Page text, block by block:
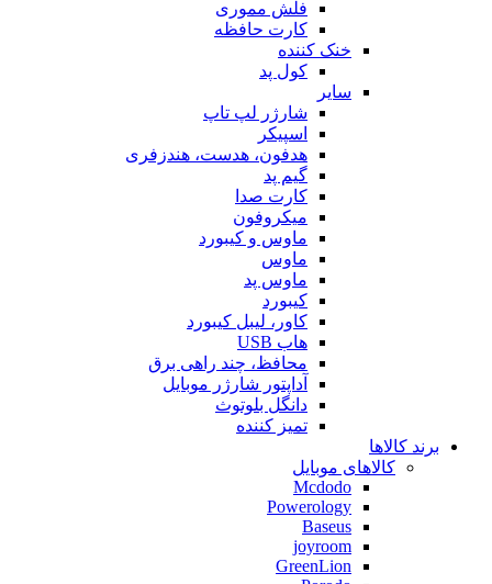
فلش مموری
کارت حافظه
خنک کننده
کول پد
سایر
شارژر لپ تاپ
اسپیکر
هدفون، هدست، هندزفری
گیم پد
کارت صدا
میکروفون
ماوس و کیبورد
ماوس
ماوس پد
کیبورد
کاور، لیبل کیبورد
هاب USB
محافظ، چند راهی برق
آداپتور شارژر موبایل
دانگل بلوتوث
تمیز کننده
برند کالاها
کالاهای موبایل
Mcdodo
Powerology
Baseus
joyroom
GreenLion